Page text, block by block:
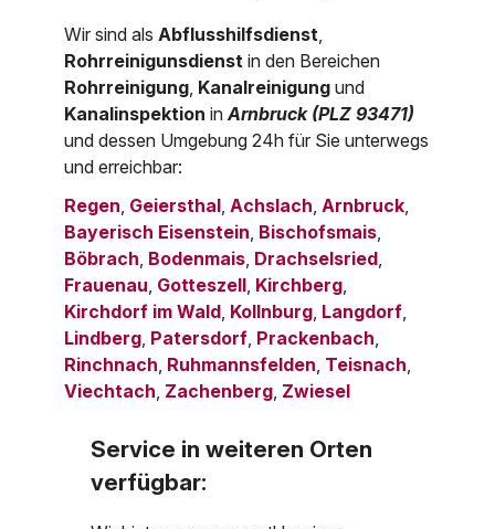
Wir sind alsAbflusshilfsdienst,
Rohrreinigunsdienstin den Bereichen
Rohrreinigung, Kanalreinigungund
KanalinspektioninArnbruck (PLZ 93471)
und dessen Umgebung 24h für Sie unterwegs
und erreichbar:
Regen, Geiersthal,Achslach,Arnbruck,
Bayerisch Eisenstein, Bischofsmais,
Böbrach, Bodenmais, Drachselsried,
Frauenau, Gotteszell, Kirchberg,
Kirchdorf im Wald, Kollnburg, Langdorf,
Lindberg, Patersdorf, Prackenbach,
Rinchnach, Ruhmannsfelden, Teisnach,
Viechtach, Zachenberg, Zwiesel
Service in weiteren Orten
verfügbar: